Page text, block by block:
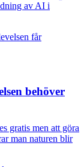
av AI i
behöver
gratis men att göra
man naturen blir